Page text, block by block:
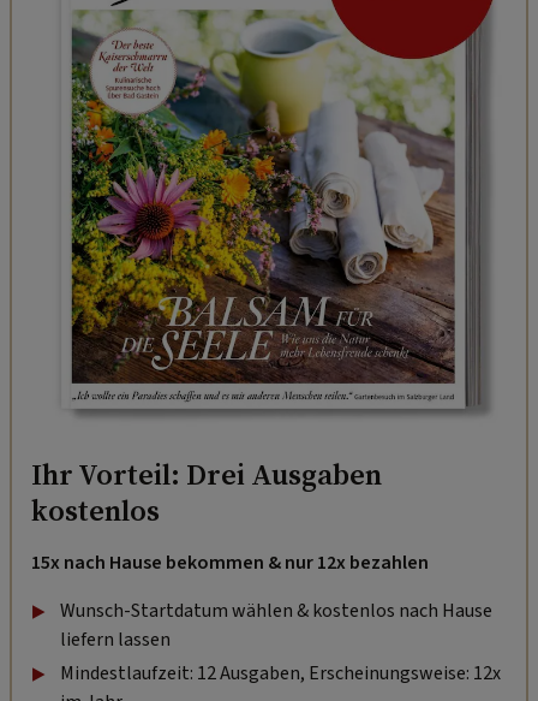
Ihr Vorteil: Drei Ausgaben
kostenlos
15x nach Hause bekommen & nur 12x bezahlen
Wunsch-Startdatum wählen & kostenlos nach Hause
liefern lassen
Mindestlaufzeit: 12 Ausgaben, Erscheinungsweise: 12x